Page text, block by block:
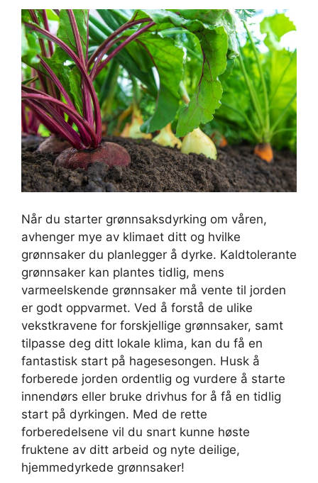
Når du starter grønnsaksdyrking om våren,
avhenger mye av klimaet ditt og hvilke
grønnsaker du planlegger å dyrke. Kaldtolerante
grønnsaker kan plantes tidlig, mens
varmeelskende grønnsaker må vente til jorden
er godt oppvarmet. Ved å forstå de ulike
vekstkravene for forskjellige grønnsaker, samt
tilpasse deg ditt lokale klima, kan du få en
fantastisk start på hagesesongen. Husk å
forberede jorden ordentlig og vurdere å starte
innendørs eller bruke drivhus for å få en tidlig
start på dyrkingen. Med de rette
forberedelsene vil du snart kunne høste
fruktene av ditt arbeid og nyte deilige,
hjemmedyrkede grønnsaker!